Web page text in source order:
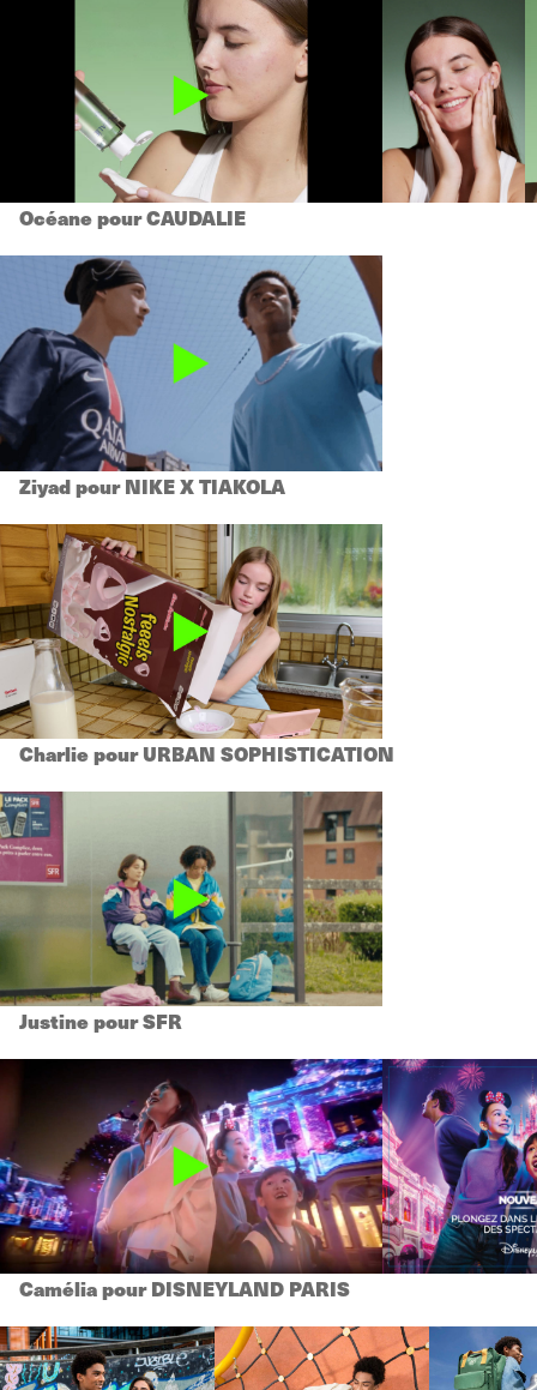
Océane pour CAUDALIE
Ziyad pour NIKE X TIAKOLA
Charlie pour URBAN SOPHISTICATION
Justine pour SFR
Camélia pour DISNEYLAND PARIS